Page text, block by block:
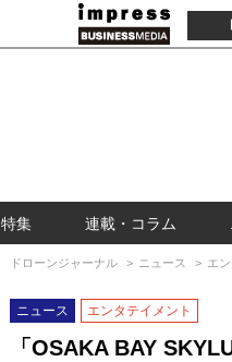
特集 連載・コラム
ドローンジャーナル ニュース エ
ニュース エンタテイメント
「OSAKA BAY